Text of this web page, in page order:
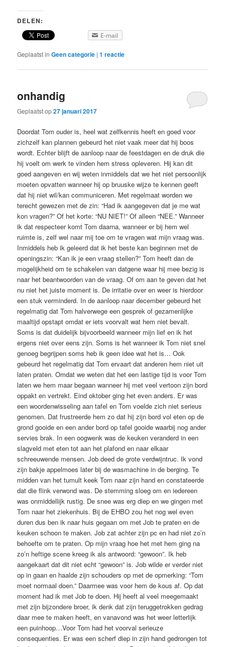
DELEN:
E-mail
Geplaatst in Geen categorie |1 reactie
onhandig
Geplaatst op27 januari 2017
Doordat Tom ouder is, heel wat zelfkennis heeft en goed voor
zichzelf kan plannen gebeurd het niet vaak meer dat hij boos
wordt. Echter blijft de aanloop naar de feestdagen en de druk die
hij voelt om werk te vinden hem stress opleveren. Hij kan dit
goed aangeven en wij weten inmiddels dat we het niet persoonlijk
moeten opvatten wanneer hij op bruuske wijze te kennen geeft
dat hij niet wil/kan communiceren. Met regelmaat worden we
terecht gewezen met de zin: “Had ik aangegeven dat je me wat
kon vragen?” Of het korte: “NU NIET!” Of alleen “NEE.” Wanneer
ik dat respecteer komt Tom daarna, wanneer er bij hem wel
ruimte is, zelf wel naar mij toe om te vragen wat mijn vraag was.
Inmiddels heb ik geleerd dat ik het beste kan beginnen met de
openingszin: “Kan ik je een vraag stellen?” Tom heeft dan de
mogelijkheid om te schakelen van datgene waar hij mee bezig is
naar het beantwoorden van de vraag. Of om aan te geven dat het
nu niet het juiste moment is. De irritatie over en weer is hierdoor
een stuk verminderd. In de aanloop naar december gebeurd het
regelmatig dat Tom halverwege een gesprek of gezamenlijke
maaltijd opstapt omdat er iets voorvalt wat hem niet bevalt.
Soms is dat duidelijk bijvoorbeeld wanneer mijn lief en ik het
ergens niet over eens zijn. Soms is het wanneer ik Tom niet snel
genoeg begrijpen soms heb ik geen idee wat het is… Ook
gebeurd het regelmatig dat Tom ervaart dat anderen hem niet uit
laten praten. Omdat we weten dat het een lastige tijd is voor Tom
laten we hem maar begaan wanneer hij met veel vertoon zijn bord
oppakt en vertrekt. Eind oktober ging het even anders. Er was
een woordenwisseling aan tafel en Tom voelde zich niet serieus
genomen. Dat frustreerde hem zo dat hij zijn bord vol eten op de
grond gooide en een ander bord op tafel gooide waarbij nog ander
servies brak. In een oogwenk was de keuken veranderd in een
slagveld met eten tot aan het plafond en naar elkaar
schreeuwende mensen. Job deed de grote verdwijntruc. Ik vond
zijn bakje appelmoes later bij de wasmachine in de berging. Te
midden van het tumult keek Tom naar zijn hand en constateerde
dat die flink verwond was. De stemming sloeg om en iedereen
was onmiddellijk rustig. De snee was erg diep en we gingen met
Tom naar het ziekenhuis. Bij de EHBO zou het nog wel even
duren dus ben ik naar huis gegaan om met Job te praten en de
keuken schoon te maken. Job zat achter zijn pc en had niet zo’n
behoefte om te praten. Op mijn vraag hoe het met hem ging na
zo’n heftige scene kreeg ik als antwoord: “gewoon”. Ik heb
aangekaart dat dit niet echt “gewoon” is. Job wilde er verder niet
op in gaan en haalde zijn schouders op met de opmerking: “Tom
moet normaal doen.” Daarmee was voor hem de kous af. Op dat
moment had ik met Job te doen. Hij heeft al veel meegemaakt
met zijn bijzondere broer, ik denk dat zijn teruggetrokken gedrag
daar mee te maken heeft, en vanavond was het weer letterlijk
een puinhoop…Voor Tom had het voorval serieuze
consequenties. Er was een scherf diep in zijn hand gedrongen tot